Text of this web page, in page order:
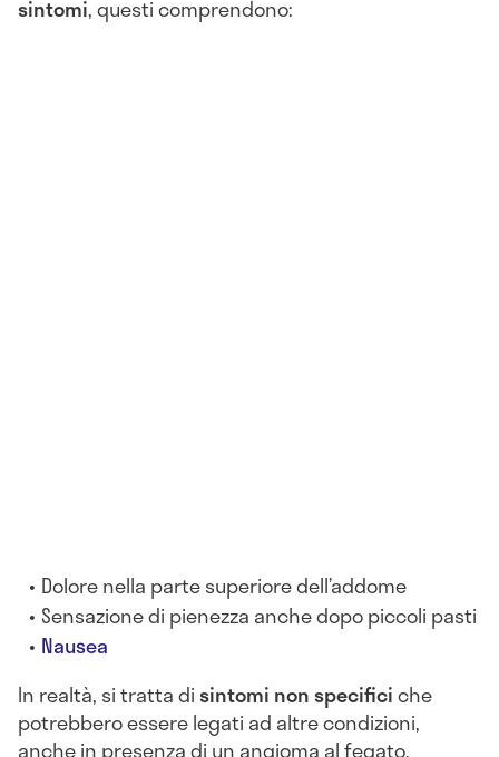
sintomi, questi comprendono:
Dolore nella parte superiore dell’addome
Sensazione di pienezza anche dopo piccoli pasti
Nausea
In realtà, si tratta disintomi non specificiche
potrebbero essere legati ad altre condizioni,
anche in presenza di un angioma al fegato.